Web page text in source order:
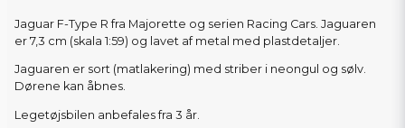
Jaguar F-Type R fra Majorette og serien Racing Cars. Jaguaren
er 7,3 cm (skala 1:59) og lavet af metal med plastdetaljer.
Jaguaren er sort (matlakering) med striber i neongul og sølv.
Dørene kan åbnes.
Legetøjsbilen anbefales fra 3 år.